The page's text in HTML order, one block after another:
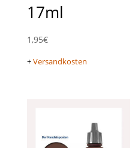
17ml
1,95€
+Versandkosten